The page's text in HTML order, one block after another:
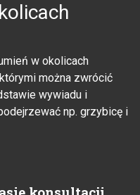
w okolicach
można zwrócić
wywiadu i
np. grzybicę i